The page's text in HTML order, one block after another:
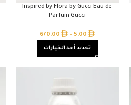
Inspired by Flora by Gucci Eau de
Parfum Gucci
5,00
–
670,00
تحديد أحد الخيارات